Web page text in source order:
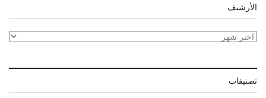
الأرشيف
الأرشيف
تصنيفات